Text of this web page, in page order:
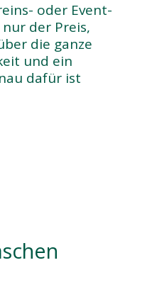
oder Event-
der Preis,
die ganze
und ein
dafür ist